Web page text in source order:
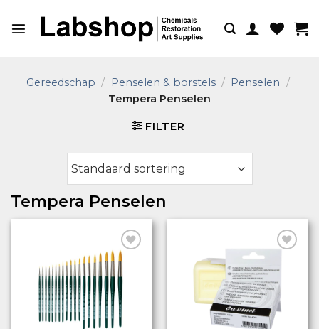
naar
Gereedschap / Penselen & borstels / Penselen /
Tempera Penselen
FILTER
Tempera Penselen